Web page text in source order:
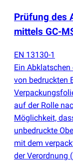
Prüfung des
mittels GC-
EN 13130-1
Ein
von bedruckten
auf der Rolle
Möglichkeit,
unbedruckte
mit dem
der Verordnung (